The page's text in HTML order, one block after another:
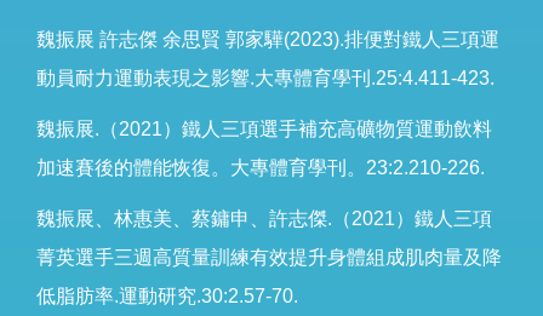
魏振展 許志傑 余思賢 郭家驊(2023).排便對鐵人三項運
動員耐力運動表現之影響.大專體育學刊.25:4.411-423.
魏振展.（2021）鐵人三項選手補充高礦物質運動飲料
加速賽後的體能恢復。大專體育學刊。23:2.210-226.
魏振展、林惠美、蔡鏞申、許志傑.（2021）鐵人三項
菁英選手三週高質量訓練有效提升身體組成肌肉量及降
低脂肪率.運動研究.30:2.57-70.